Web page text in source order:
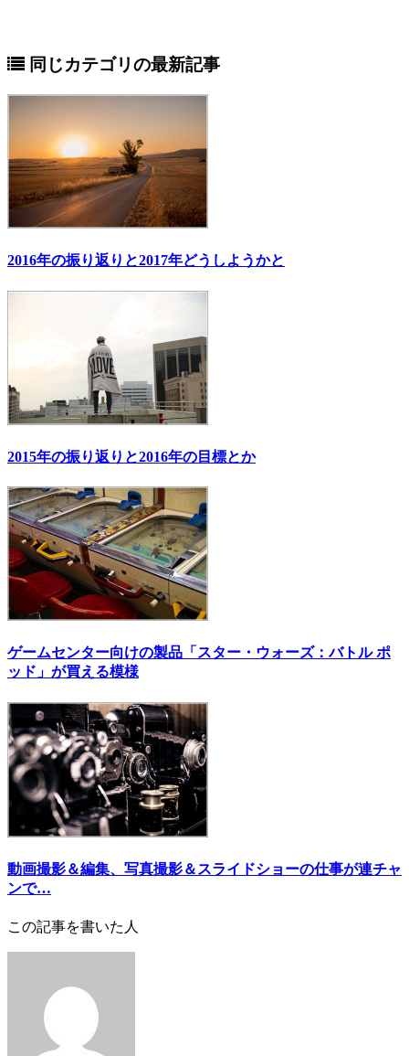
同じカテゴリの最新記事
2016年の振り返りと2017年どうしようかと
2015年の振り返りと2016年の目標とか
ゲームセンター向けの製品「スター・ウォーズ：バトル ポ
ッド」が買える模様
動画撮影＆編集、写真撮影＆スライドショーの仕事が連チャ
ンで…
この記事を書いた人